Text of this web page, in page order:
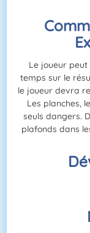
Le joueur
temps sur le
le joueur devra
Les planches,
seuls dangers.
plafonds dans